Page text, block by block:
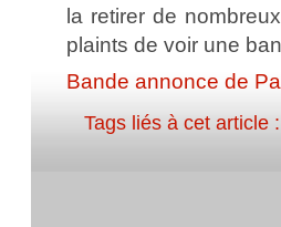
la retirer de
plaints de voir une
Bande annonce de
Tags liés à cet article :